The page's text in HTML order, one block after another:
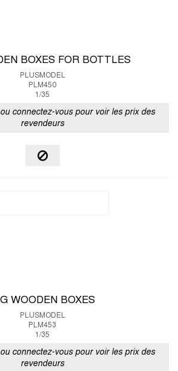
BOXES FOR BOTTLES
PLUSMODEL
PLM450
1/35
connectez-vous pour voir les prix des
revendeurs
WOODEN BOXES
PLUSMODEL
PLM453
1/35
connectez-vous pour voir les prix des
revendeurs